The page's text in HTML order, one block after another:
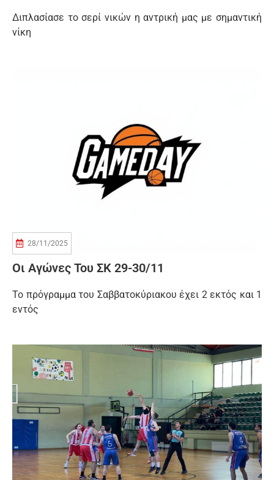
Διπλασίασε το σερί νικών η αντρική μας με σημαντική
νίκη
28/11/2025
Οι Αγώνες Του ΣΚ 29-30/11
Το πρόγραμμα του Σαββατοκύριακου έχει 2 εκτός και 1
εντός